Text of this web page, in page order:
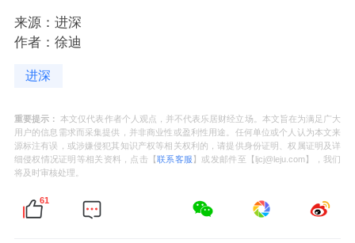
来源：进深
作者：徐迪
进深
重要提示： 本文仅代表作者个人观点，并不代表乐居财经立场。本文旨在为满足广大
用户的信息需求而采集提供，并非商业性或盈利性用途。任何单位或个人认为本文来
源标注有误，或涉嫌侵犯其知识产权等相关权利的，请提供身份证明、权属证明及详
细侵权情况证明等相关资料，点击【联系客服 】或发邮件至【ljcj@leju.com】，我们
将及时审核处理。
61